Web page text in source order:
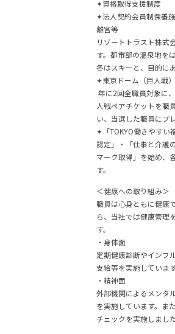
✦資格取得支援制度
✦法人契約会員制保養
離宮等
リゾートトラスト株式
す。都市部の温泉地を
冬はスキーと、目的に
✦東京ドーム（巨人戦）
年に2回全職員対象に
人戦ペアチケットを職
い、当選した職員にプ
✦「TOKYO働きやすい
認定」・「仕事と介護
マーク取得」を始め、
す。
＜健康への取り組み＞
職員は心身ともに健康
ら、当社では健康管理
す。
・身体面
定期健康診断やインフ
支給等を実施しています
・精神面
外部機関によるメンタ
を実施しています。ま
チェックを実施しました